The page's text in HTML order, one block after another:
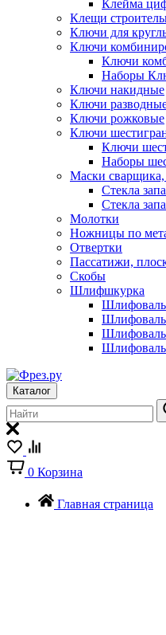
Клейма
Клещи
Ключи для
Ключи
Ключи
Наборы
Ключи накидные
Ключи
Ключи рожковые
Ключи
Ключи
Наборы
Маски сварщика,
Стекла
Стекла
Молотки
Ножницы по
Отвертки
Пассатижи,
Скобы
Шлифшкурка
Каталог
0 Корзина
Главная страница